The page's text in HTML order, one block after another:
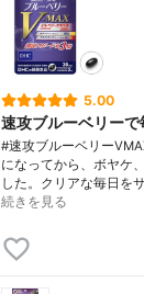
5.00
速攻ブルーベリーで
#速攻ブルーベリー
になってから、ボヤケ
した。クリアな毎日を
続きを見る